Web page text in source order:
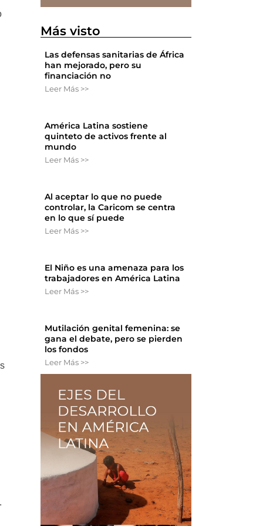
Más visto
Las defensas sanitarias de África
han mejorado, pero su
financiación no
Leer Más >>
América Latina sostiene
quinteto de activos frente al
mundo
Leer Más >>
Al aceptar lo que no puede
controlar, la Caricom se centra
en lo que sí puede
Leer Más >>
El Niño es una amenaza para los
trabajadores en América Latina
Leer Más >>
Mutilación genital femenina: se
gana el debate, pero se pierden
los fondos
Leer Más >>